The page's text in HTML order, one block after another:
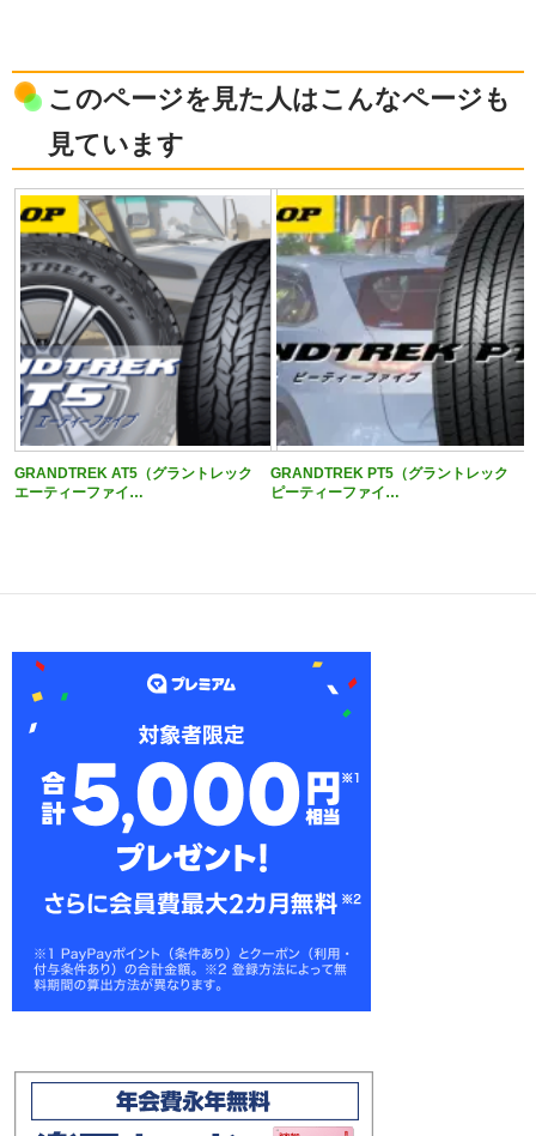
このページを見た人はこんなページも
見ています
GRANDTREK AT5（グラントレック
エーティーファイ…
GRANDTREK PT5（グラントレック
ピーティーファイ…